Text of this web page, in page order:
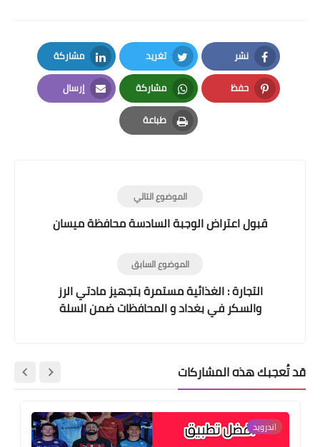
نشر
Facebook
تغريد
Twitter
مشاركة
LinkedIn
حفظ
Pinterest
مشاركة
Whatsapp
إرسال
Email
طباعة
Print
الموضوع التالي
قبول اعتراض الوجبة السادسة محافظة ميسان
الموضوع السابق
التجارة : الغذائية مستمرة بتجهيز مادتي الرز
والسكر في بغداد و المحافظات ضمن السلة
قد تُعجبك هذه المشاركات
اندرويد